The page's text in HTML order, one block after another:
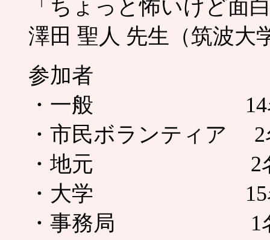
「ちょっと怖いけど面
澤田 聖人 先生（筑波大
参加者
・一般 14名（
・市民ボランティア 2
・地元 2
・大学 15
・事務局 1